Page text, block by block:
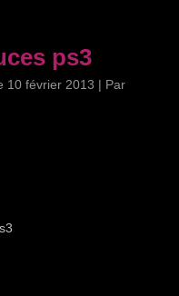
ps3
10 février 2013 | Par